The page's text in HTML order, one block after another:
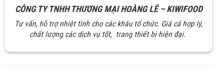
CÔNG TY TNHH THƯƠNG MẠI HOÀNG LÊ – KIWIFOOD
Tư vấn, hỗ trợ nhiệt tình cho các khâu tổ chức. Giá cả hợp lý,
chất lượng các dịch vụ tốt, trang thiết bị hiện đại.